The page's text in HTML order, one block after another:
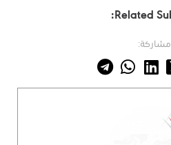
Related
مشاركة: